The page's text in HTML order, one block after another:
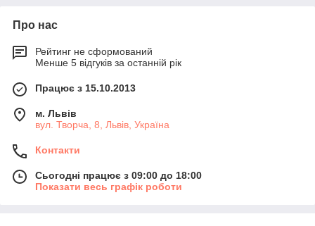
Про нас
Рейтинг не сформований
Менше 5 відгуків за останній рік
Працює з 15.10.2013
м. Львів
вул. Творча, 8, Львів, Україна
Контакти
Сьогодні працює з 09:00 до 18:00
Показати весь графік роботи